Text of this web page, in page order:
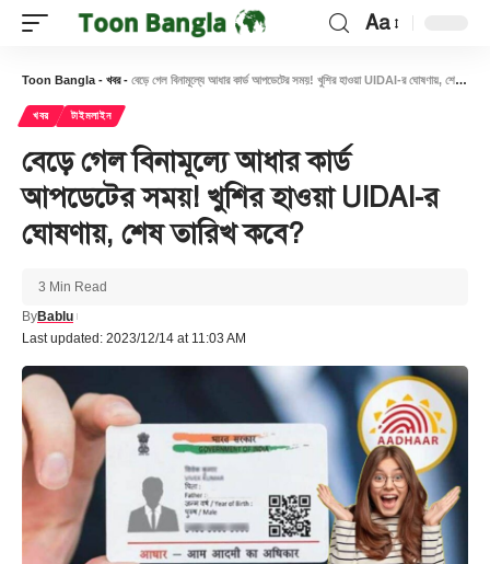
Font
Resizer
Aa
Toon Bangla - খবর- বেড়ে গেল বিনামূল্যে আধার কার্ড আপডেটের সময়! খুশির হাওয়া UIDAI-র ঘোষণায়, শেষ তারিখ কবে?
খবর টাইমলাইন
বেড়ে গেল বিনামূল্যে আধার কার্ড
আপডেটের সময়! খুশির হাওয়া UIDAI-র
ঘোষণায়, শেষ তারিখ কবে?
Last updated: 2023/12/14 at 11:03 AM
ByBablu
3 Min Read